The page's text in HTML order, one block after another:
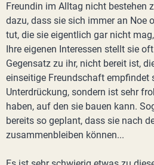
Freundin im Alltag nicht bestehen
dazu, dass sie sich immer an Noe
tut, die sie eigentlich gar nicht
Ihre eigenen Interessen stellt sie
Gegensatz zu ihr, nicht bereit ist,
einseitige Freundschaft empfindet
Unterdrückung, sondern ist sehr
haben, auf den sie bauen kann.
bereits so geplant, dass sie nach
zusammenbleiben können...